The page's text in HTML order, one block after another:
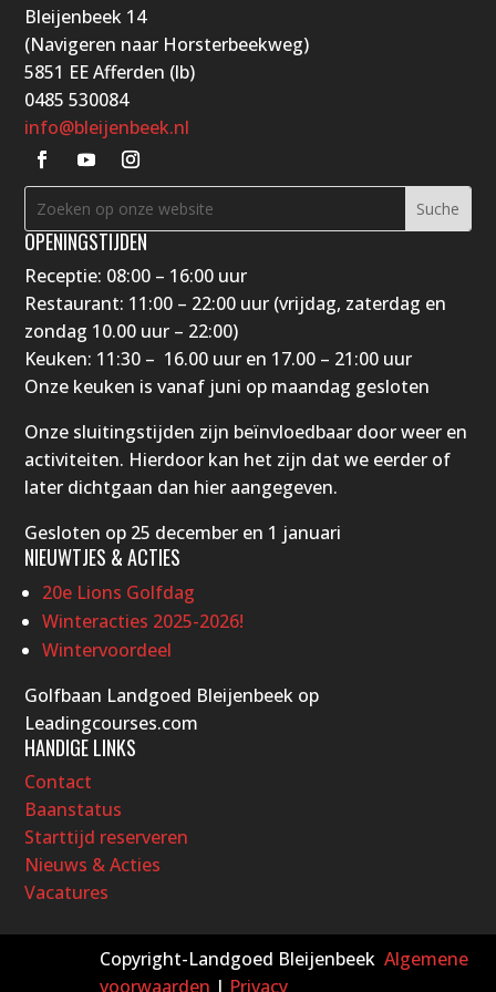
Bleijenbeek 14
(Navigeren naar Horsterbeekweg)
5851 EE Afferden (lb)
0485 530084
info@bleijenbeek.nl
OPENINGSTIJDEN
Receptie: 08:00 – 16:00 uur
Restaurant: 11:00 – 22:00 uur (vrijdag, zaterdag en
zondag 10.00 uur – 22:00)
Keuken: 11:30 – 16.00 uur en 17.00 – 21:00 uur
Onze keuken is vanaf juni op maandag gesloten
Onze sluitingstijden zijn beïnvloedbaar door weer en
activiteiten. Hierdoor kan het zijn dat we eerder of
later dichtgaan dan hier aangegeven.
Gesloten op 25 december en 1 januari
NIEUWTJES & ACTIES
20e Lions Golfdag
Winteracties 2025-2026!
Wintervoordeel
Golfbaan Landgoed Bleijenbeek op
Leadingcourses.com
HANDIGE LINKS
Contact
Baanstatus
Starttijd reserveren
Nieuws & Acties
Vacatures
Copyright-Landgoed Bleijenbeek Algemene
voorwaarden | Privacy